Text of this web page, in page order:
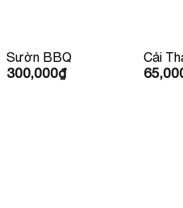
Sườn BBQ
300,000₫
Cải
Cuộn